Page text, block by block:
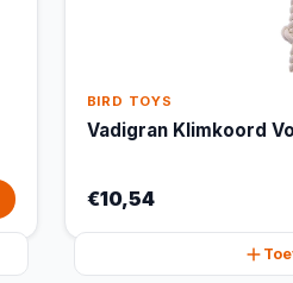
BIRD TOYS
Vadigran Klimkoord
€10,54